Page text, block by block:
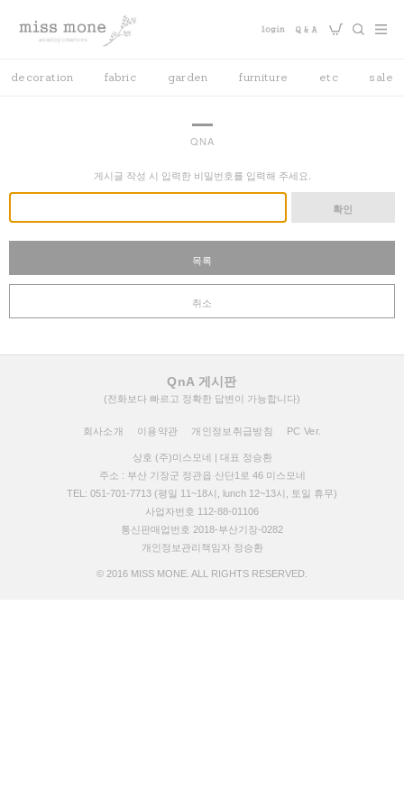
decoration fabric garden furniture etc sale
QNA
게시글 작성 시 입력한 비밀번호를 입력해 주세요.
확인
목록
취소
QnA 게시판
(전화보다 빠르고 정확한 답변이 가능합니다)
회사소개 이용약관 개인정보취급방침 PC Ver.
상호 (주)미스모네 | 대표 정승환
주소 : 부산 기장군 정관읍 산단1로 46 미스모네
TEL: 051-701-7713 (평일 11~18시, lunch 12~13시, 토일 휴무)
사업자번호 112-88-01106
통신판매업번호 2018-부산기장-0282
개인정보관리책임자 정승환
© 2016 MISS MONE. ALL RIGHTS RESERVED.